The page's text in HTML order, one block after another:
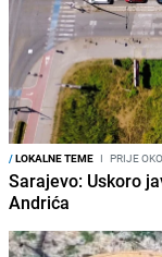
/LOKALNE TEME I PRIJE
Sarajevo: Uskoro
Andrića